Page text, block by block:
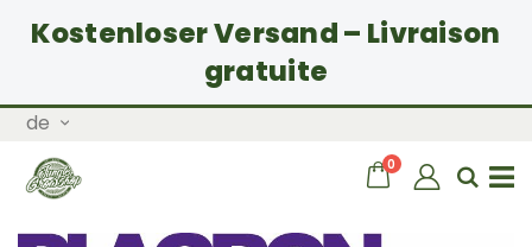
Kostenloser Versand – Livraison
gratuite
Zum
springen
Sprache
de
Wagen
0 Artikel